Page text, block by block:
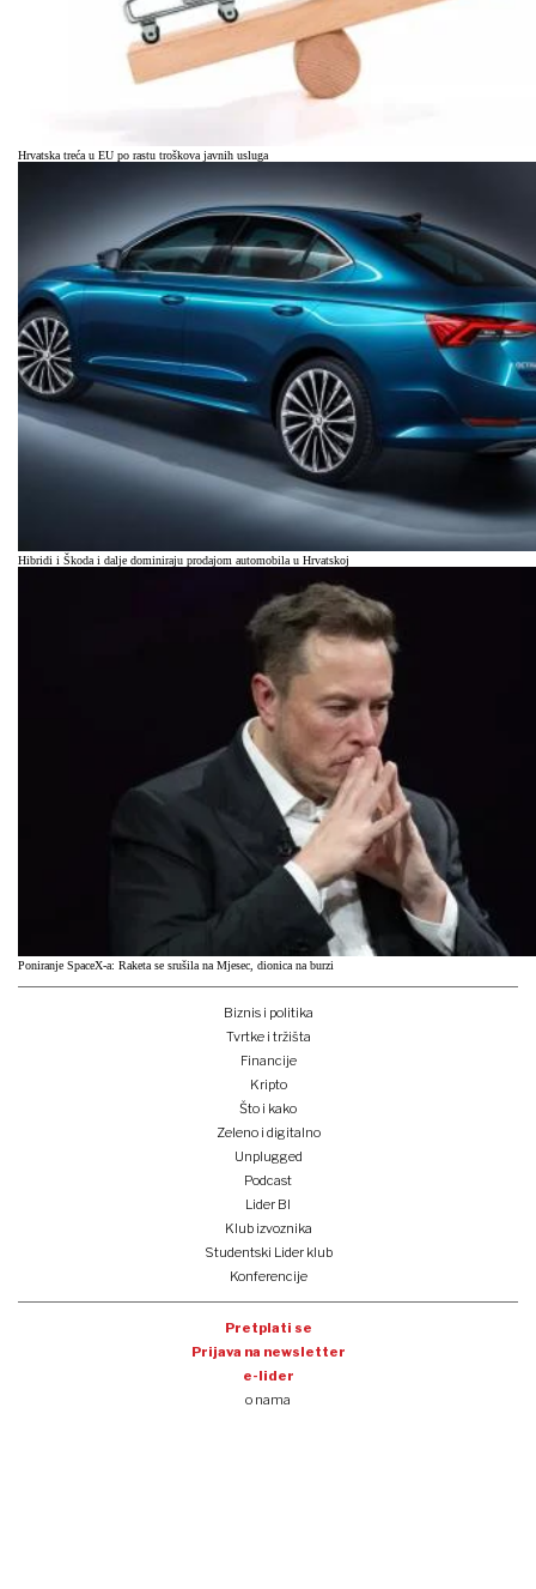
Hrvatska treća u EU po rastu troškova javnih usluga
Hibridi i Škoda i dalje dominiraju prodajom automobila u Hrvatskoj
Poniranje SpaceX-a: Raketa se srušila na Mjesec, dionica na burzi
Biznis i politika
Tvrtke i tržišta
Financije
Kripto
Što i kako
Zeleno i digitalno
Unplugged
Podcast
Lider BI
Klub izvoznika
Studentski Lider klub
Konferencije
Pretplati se
Prijava na newsletter
e-lider
o nama